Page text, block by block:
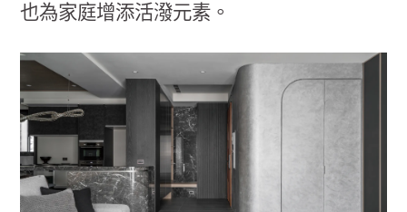
也為家庭增添活潑元素。